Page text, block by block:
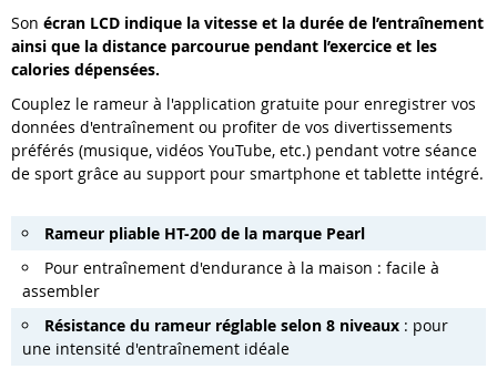
Son écran LCD indique la vitesse et la durée de l’entraînement
ainsi que la distance parcourue pendant l’exercice et les
calories dépensées.
Couplez le rameur à l'application gratuite pour enregistrer vos
données d'entraînement ou profiter de vos divertissements
préférés (musique, vidéos YouTube, etc.) pendant votre séance
de sport grâce au support pour smartphone et tablette intégré.
Rameur pliable HT-200 de la marque Pearl
Pour entraînement d'endurance à la maison : facile à
assembler
Résistance du rameur réglable selon 8 niveaux : pour
une intensité d'entraînement idéale